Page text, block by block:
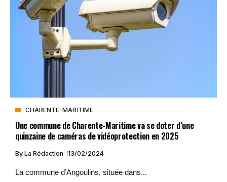
CHARENTE-MARITIME
Une commune de Charente-Maritime va se doter d’une
quinzaine de caméras de vidéoprotection en 2025
By La Rédaction 13/02/2024
La commune d’Angoulins, située dans...